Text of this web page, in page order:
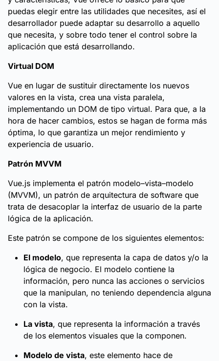
puedas elegir entre las utilidades que necesites, así el
desarrollador puede adaptar su desarrollo a aquello
que necesita, y sobre todo tener el control sobre la
aplicación que está desarrollando.
Virtual DOM
Vue en lugar de sustituir directamente los nuevos
valores en la vista, crea una vista paralela,
implementando un DOM de tipo virtual. Para que, a la
hora de hacer cambios, estos se hagan de forma más
óptima, lo que garantiza un mejor rendimiento y
experiencia de usuario.
Patrón MVVM
Vue.js implementa el patrón modelo–vista–modelo
(MVVM), un patrón de arquitectura de software que
trata de desacoplar la interfaz de usuario de la parte
lógica de la aplicación.
Este patrón se compone de los siguientes elementos:
El modelo, que representa la capa de datos y/o la
lógica de negocio. El modelo contiene la
información, pero nunca las acciones o servicios
que la manipulan, no teniendo dependencia alguna
con la vista.
La vista, que representa la información a través
de los elementos visuales que la componen.
Modelo de vista, este elemento hace de